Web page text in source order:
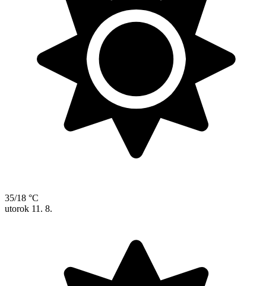
35/18 °C
utorok 11. 8.